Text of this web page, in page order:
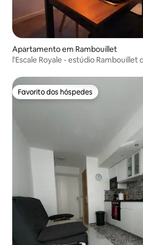
Apartamento em Rambouillet
l'Escale Royale - estúdio Rambouillet
Favorito dos hóspedes
Favorito dos hóspedes